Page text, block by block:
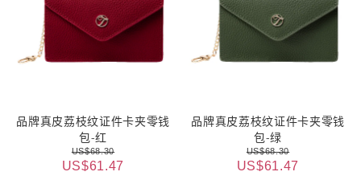
品牌真皮荔枝纹证件卡夹零钱
包-红
US$68.30
US$61.47
品牌真皮荔枝纹证件卡夹零钱
包-绿
US$68.30
US$61.47